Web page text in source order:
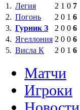
1. Легия 2 1 0 7
2. Погонь 2 0 1 6
3. Гурник З 2 0 0 6
4. Ягеллония 2 0 0 6
5. Висла К 2 0 1 6
Матчи
Игроки